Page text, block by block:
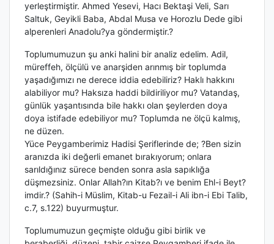
yerleştirmiştir. Ahmed Yesevi, Hacı Bektaşi Veli, Sarı
Saltuk, Geyikli Baba, Abdal Musa ve Horozlu Dede gibi
alperenleri Anadolu?ya göndermiştir.?
Toplumumuzun şu anki halini bir analiz edelim. Adil,
müreffeh, ölçülü ve anarşiden arınmış bir toplumda
yaşadığımızı ne derece iddia edebiliriz? Haklı hakkını
alabiliyor mu? Haksıza haddi bildiriliyor mu? Vatandaş,
günlük yaşantısında bile hakkı olan şeylerden doya
doya istifade edebiliyor mu? Toplumda ne ölçü kalmış,
ne düzen.
Yüce Peygamberimiz Hadisi Şeriflerinde de; ?Ben sizin
aranızda iki değerli emanet bırakıyorum; onlara
sarıldığınız sürece benden sonra asla sapıklığa
düşmezsiniz. Onlar Allah?ın Kitab?ı ve benim Ehl-i Beyt?
imdir.? (Sahih-i Müslim, Kitab-u Fezail-i Ali ibn-i Ebi Talib,
c.7, s.122) buyurmuştur.
Toplumumuzun geçmişte olduğu gibi birlik ve